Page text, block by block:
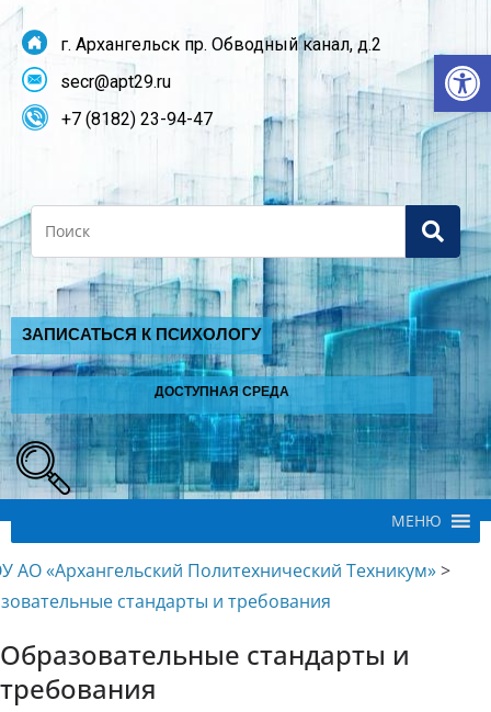
г. Архангельск пр. Обводный канал, д.2
secr@apt29.ru
+7 (8182) 23-94-47
Search
ЗАПИСАТЬСЯ К ПСИХОЛОГУ
ДОСТУПНАЯ СРЕДА
МЕНЮ
АО «Архангельский Политехнический Техникум»>
стандарты и требования
Образовательные стандарты и
требования